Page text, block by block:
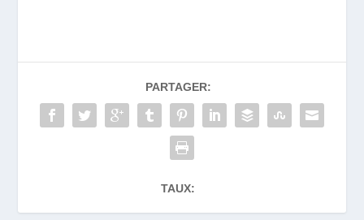
PARTAGER:
TAUX: